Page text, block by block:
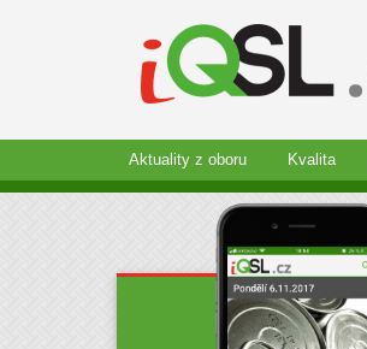
Aktuality z oboru Kvalita